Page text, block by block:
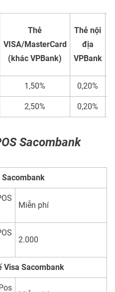
Thẻ
VISA/MasterCard
(khác VPBank)
Thẻ nội
địa
VPBank
1,50% 0,20%
2,50% 0,20%
Sacombank
Miễn phí
2.000
Visa Sacombank